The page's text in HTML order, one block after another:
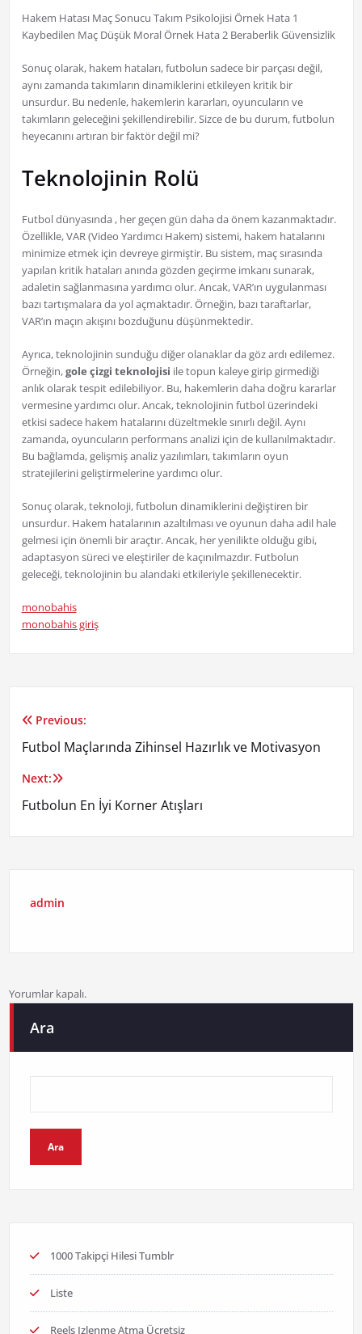
Hakem Hatası Maç Sonucu Takım Psikolojisi Örnek Hata 1
Kaybedilen Maç Düşük Moral Örnek Hata 2 Beraberlik Güvensizlik
Sonuç olarak, hakem hataları, futbolun sadece bir parçası değil,
aynı zamanda takımların dinamiklerini etkileyen kritik bir
unsurdur. Bu nedenle, hakemlerin kararları, oyuncuların ve
takımların geleceğini şekillendirebilir. Sizce de bu durum, futbolun
heyecanını artıran bir faktör değil mi?
Teknolojinin Rolü
Futbol dünyasında , her geçen gün daha da önem kazanmaktadır.
Özellikle, VAR (Video Yardımcı Hakem) sistemi, hakem hatalarını
minimize etmek için devreye girmiştir. Bu sistem, maç sırasında
yapılan kritik hataları anında gözden geçirme imkanı sunarak,
adaletin sağlanmasına yardımcı olur. Ancak, VAR’ın uygulanması
bazı tartışmalara da yol açmaktadır. Örneğin, bazı taraftarlar,
VAR’ın maçın akışını bozduğunu düşünmektedir.
Ayrıca, teknolojinin sunduğu diğer olanaklar da göz ardı edilemez.
Örneğin,gole çizgi teknolojisi ile topun kaleye girip girmediği
anlık olarak tespit edilebiliyor. Bu, hakemlerin daha doğru kararlar
vermesine yardımcı olur. Ancak, teknolojinin futbol üzerindeki
etkisi sadece hakem hatalarını düzeltmekle sınırlı değil. Aynı
zamanda, oyuncuların performans analizi için de kullanılmaktadır.
Bu bağlamda, gelişmiş analiz yazılımları, takımların oyun
stratejilerini geliştirmelerine yardımcı olur.
Sonuç olarak, teknoloji, futbolun dinamiklerini değiştiren bir
unsurdur. Hakem hatalarının azaltılması ve oyunun daha adil hale
gelmesi için önemli bir araçtır. Ancak, her yenilikte olduğu gibi,
adaptasyon süreci ve eleştiriler de kaçınılmazdır. Futbolun
geleceği, teknolojinin bu alandaki etkileriyle şekillenecektir.
monobahis
monobahis giriş
Yazı
gezinmesi
Previous:
Futbol Maçlarında Zihinsel Hazırlık ve Motivasyon
Next:
Futbolun En İyi Korner Atışları
admin
Yorumlar kapalı.
Ara
Ara
1000 Takipçi Hilesi Tumblr
Liste
Reels Izlenme Atma Ücretsiz